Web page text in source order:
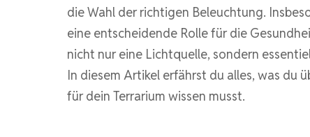
die Wahl der richtigen Beleuchtung.
eine entscheidende Rolle für die
nicht nur eine Lichtquelle, sondern
In diesem Artikel erfährst du alles, was du
für dein Terrarium wissen musst.